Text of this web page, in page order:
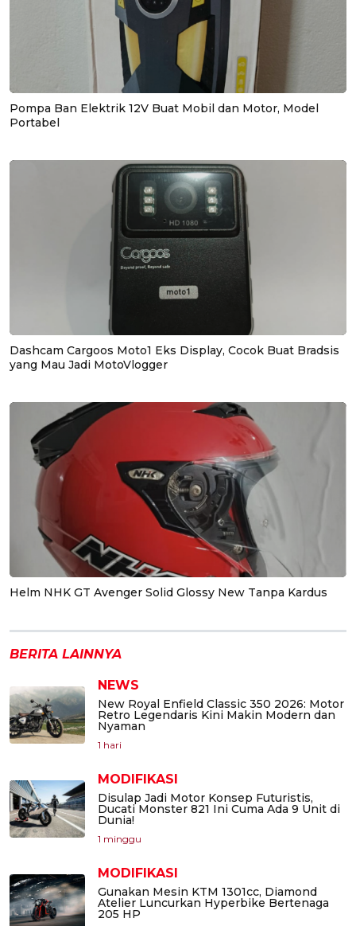
Pompa Ban Elektrik 12V Buat Mobil dan Motor, Model
Portabel
Dashcam Cargoos Moto1 Eks Display, Cocok Buat Bradsis
yang Mau Jadi MotoVlogger
Helm NHK GT Avenger Solid Glossy New Tanpa Kardus
BERITA LAINNYA
NEWS
New Royal Enfield Classic 350 2026: Motor
Retro Legendaris Kini Makin Modern dan
Nyaman
1 hari
MODIFIKASI
Disulap Jadi Motor Konsep Futuristis,
Ducati Monster 821 Ini Cuma Ada 9 Unit di
Dunia!
1 minggu
MODIFIKASI
Gunakan Mesin KTM 1301cc, Diamond
Atelier Luncurkan Hyperbike Bertenaga
205 HP